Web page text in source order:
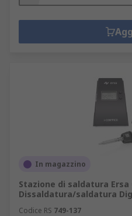
In magazzino
Stazione di saldatura Ersa
Dissaldatura/saldatura
Codice RS 749-137